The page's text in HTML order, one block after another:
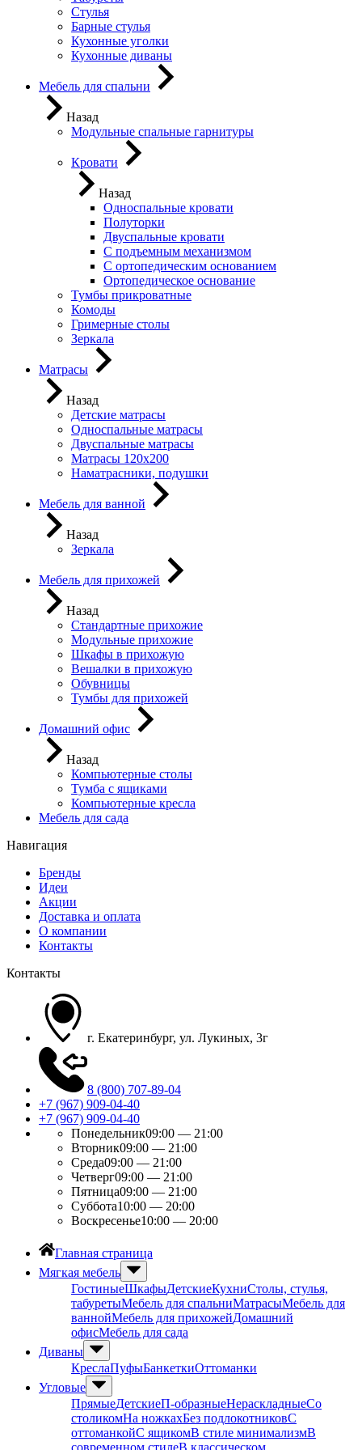
Стулья
Барные стулья
Кухонные уголки
Кухонные диваны
Мебель для спальни
Назад
Модульные спальные гарнитуры
Кровати
Назад
Односпальные кровати
Полуторки
Двуспальные кровати
С подъемным механизмом
С ортопедическим основанием
Ортопедическое основание
Тумбы прикроватные
Комоды
Гримерные столы
Зеркала
Матрасы
Назад
Детские матрасы
Односпальные матрасы
Двуспальные матрасы
Матрасы 120х200
Наматрасники, подушки
Мебель для ванной
Назад
Зеркала
Мебель для прихожей
Назад
Стандартные прихожие
Модульные прихожие
Шкафы в прихожую
Вешалки в прихожую
Обувницы
Тумбы для прихожей
Домашний офис
Назад
Компьютерные столы
Тумба с ящиками
Компьютерные кресла
Мебель для сада
Навигация
Бренды
Идеи
Акции
Доставка и оплата
О компании
Контакты
Контакты
г. Екатеринбург, ул. Лукиных, 3г
8 (800) 707-89-04
+7 (967) 909-04-40
+7 (967) 909-04-40
Понедельник09:00 — 21:00
Вторник09:00 — 21:00
Среда09:00 — 21:00
Четверг09:00 — 21:00
Пятница09:00 — 21:00
Суббота10:00 — 20:00
Воскресенье10:00 — 20:00
Главная страница
Мягкая мебель
ГостиныеШкафыДетскиеКухниСтолы, стулья,
табуретыМебель для спальниМатрасыМебель для
ваннойМебель для прихожейДомашний
офисМебель для сада
Диваны
КреслаПуфыБанкеткиОттоманки
Угловые
ПрямыеДетскиеП-образныеНераскладныеСо
столикомНа ножкахБез подлокотниковС
оттоманкойС ящикомВ стиле минимализмВ
современном стилеВ классическом